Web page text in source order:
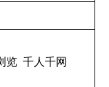
览 千人千网